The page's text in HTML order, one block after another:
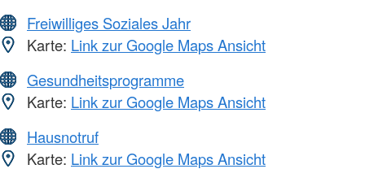
Freiwilliges Soziales Jahr
Karte: Link zur Google Maps Ansicht
Gesundheitsprogramme
Karte: Link zur Google Maps Ansicht
Hausnotruf
Karte: Link zur Google Maps Ansicht